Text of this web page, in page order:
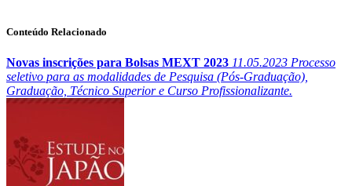
Conteúdo Relacionado
Novas inscrições para Bolsas MEXT 2023 11.05.2023 Processo
seletivo para as modalidades de Pesquisa (Pós-Graduação),
Graduação, Técnico Superior e Curso Profissionalizante.